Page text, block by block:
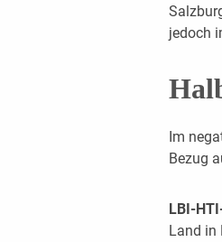
jedoch
Im
Bezug
LBI-
Land in